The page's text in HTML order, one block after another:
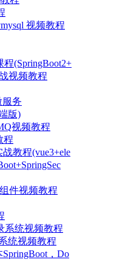
视频教程
(SpringBoot2+
视频教程
服务
版)
视频教程
程
教程(vue3+ele
件视频教程
系统视频教程
统视频教程
，Do